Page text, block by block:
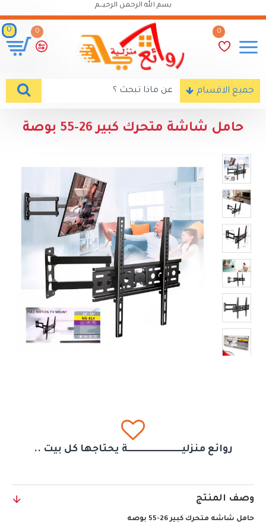
بسم الله الرحمن الرحيـــم
0
0
0
جميع الاقسام
حامل شاشة متحرك كبير 26-55 بوصة
روائع منزليــــــــــــــــــــــــــــــة يحتاجها كل بيت ..
وصف المنتج
حامل شاشه متحرك كبير 26-55 بوصه